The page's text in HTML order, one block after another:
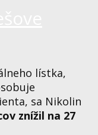
lístka,
sa Nikolin
znížil na 27